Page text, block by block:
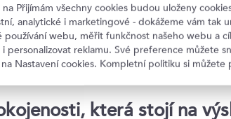
HR
pracovat s lidmi
která stojí na
Přijímám všechny cookies budou uloženy
analytické i marketingové - dokážeme vám tak
používání webu, měřit funkčnost našeho webu a
i personalizovat reklamu. Své preference můžete
Nastavení cookies. Kompletní politiku si můžete